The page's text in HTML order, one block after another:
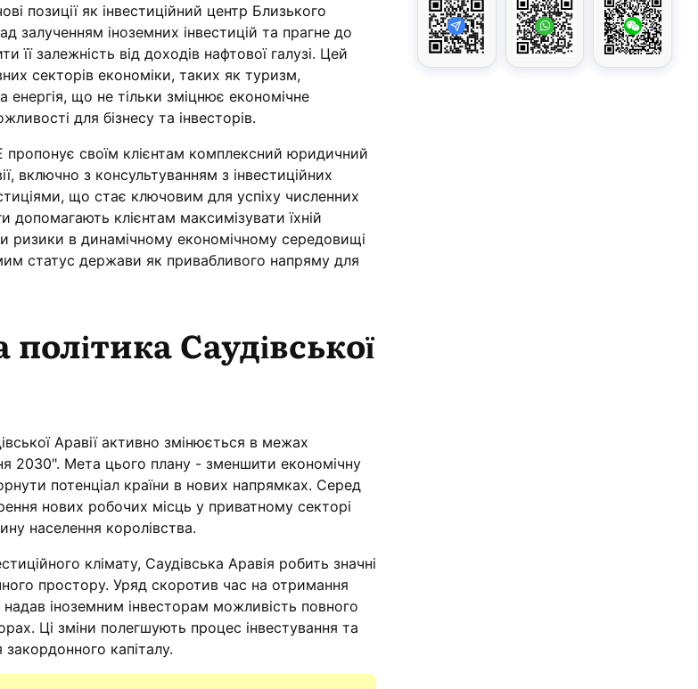
позиції як інвестиційний центр Близького
залученням іноземних інвестицій та прагне до
її залежність від доходів нафтової галузі. Цей
секторів економіки, таких як туризм,
енергія, що не тільки зміцнює економічне
для бізнесу та інвесторів.
своїм клієнтам комплексний юридичний
включно з консультуванням з інвестиційних
що стає ключовим для успіху численних
допомагають клієнтам максимізувати їхній
ризики в динамічному економічному середовищі
статус держави як привабливого напряму для
Саудівської
Аравії активно змінюється в межах
2030". Мета цього плану - зменшити економічну
потенціал країни в нових напрямках. Серед
нових робочих місць у приватному секторі
населення королівства.
клімату, Саудівська Аравія робить значні
простору. Уряд скоротив час на отримання
іноземним інвесторам можливість повного
Ці зміни полегшують процес інвестування та
капіталу.